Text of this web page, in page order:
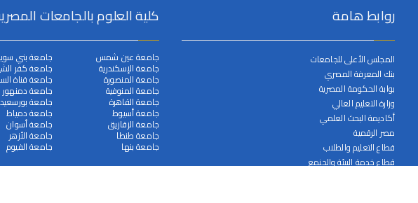
روابط هامة
المجلس الأعلى للجامعات
بنك المعرفة المصري
بوابة الحكومة المصرية
وزارة التعليم العالي
أكاديمة البحث العلمي
مصر الرقمية
قطاع التعليم والطلاب
قطاع خدمة البيئة والجنمع
كلية العلوم بالجامعات
جامعة عين شمس
جامعة الإسكندرية
جامعة المنصورة
جامعة المنوفية
جامعة القاهرة
جامعة أسيوط
جامعة الزقازيق
جامعة طنطا
جامعة بنها
جامعة بني
جامعة كفر
جامعة قناة
جامعة دمنهور
جامعة بورسعيد
جامعة دمياط
جامعة أسوان
جامعة الأزهر
جامعة الفيوم